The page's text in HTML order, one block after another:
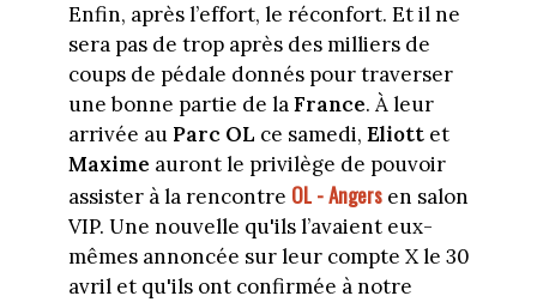
Enfin, après l’effort, le réconfort. Et il ne
sera pas de trop après des milliers de
coups de pédale donnés pour traverser
une bonne partie de laFrance. À leur
arrivée au Parc OL ce samedi, Eliottet
Maxime auront le privilège de pouvoir
assister à la rencontre OL - Angersen salon
VIP. Une nouvelle qu'ils l’avaient eux-
mêmes annoncée sur leur compte X le 30
avril et qu'ils ont confirmée à notre